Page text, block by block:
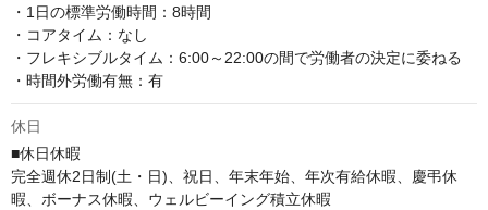
・1日の標準労働時間：8時間
・コアタイム：なし
・フレキシブルタイム：6:00～22:00の間で労働者の決定に委ねる
・時間外労働有無：有
休日
■休日休暇
完全週休2日制(土・日)、祝日、年末年始、年次有給休暇、慶弔休
暇、ボーナス休暇、ウェルビーイング積立休暇